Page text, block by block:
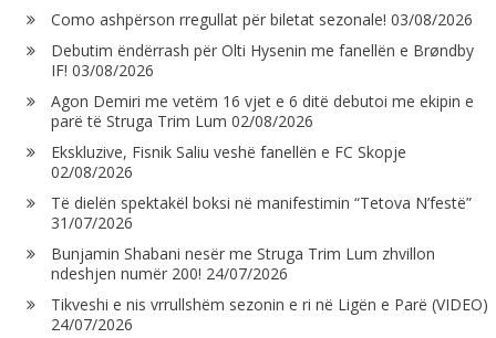
Como ashpërson rregullat për biletat sezonale! 03/08/2026
Debutim ëndërrash për Olti Hysenin me fanellën e Brøndby
IF! 03/08/2026
Agon Demiri me vetëm 16 vjet e 6 ditë debutoi me ekipin e
parë të Struga Trim Lum 02/08/2026
Ekskluzive, Fisnik Saliu veshë fanellën e FC Skopje
02/08/2026
Të dielën spektakël boksi në manifestimin “Tetova N’festë”
31/07/2026
Bunjamin Shabani nesër me Struga Trim Lum zhvillon
ndeshjen numër 200! 24/07/2026
Tikveshi e nis vrrullshëm sezonin e ri në Ligën e Parë (VIDEO)
24/07/2026